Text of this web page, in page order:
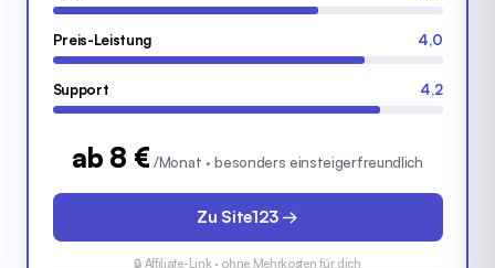
Preis-Leistung 4,0
Support 4,2
ab 8 € /Monat · besonders einsteigerfreundlich
Zu Site123 →
🔒 Affiliate-Link · ohne Mehrkosten für dich